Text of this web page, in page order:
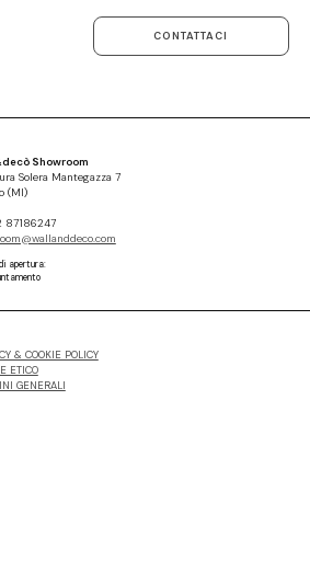
CONTATTACI
Showroom
Solera Mantegazza 7
(MI)
87186247
apertura:
& COOKIE POLICY
ETICO
GENERALI